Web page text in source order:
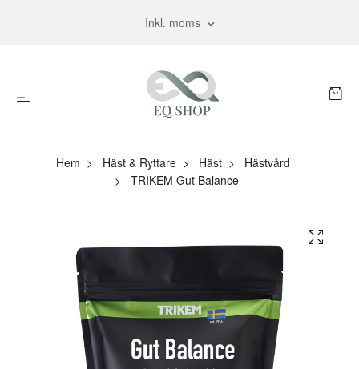
Inkl. moms
Hem Häst & Ryttare Häst
Hästvård
TRIKEM Gut Balance